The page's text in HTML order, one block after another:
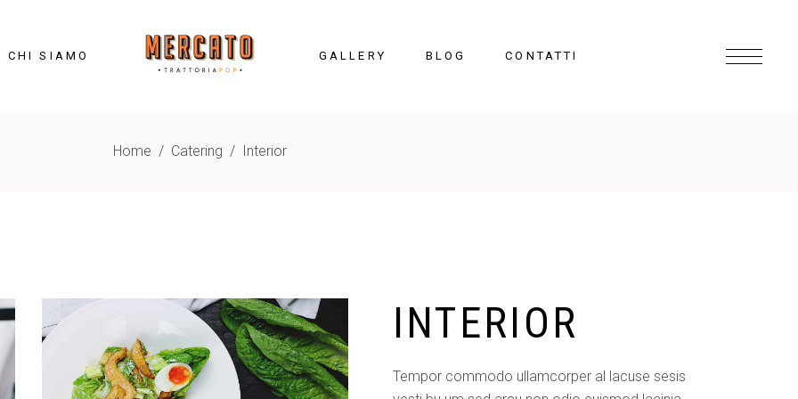
CHI SIAMO GALLERY BLOG CONTATTI
Home / Catering / Interior
INTERIOR
Tempor commodo ullamcorper al lacuse sesis